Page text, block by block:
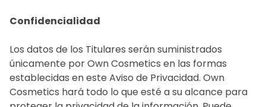
Confidencialidad
Los datos de los Titulares serán suministrados
únicamente por Own Cosmetics en las formas
establecidas en este Aviso de Privacidad. Own
Cosmetics hará todo lo que esté a su alcance para